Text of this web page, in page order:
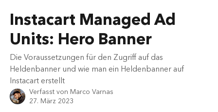
Instacart Managed Ad
Units: Hero Banner
Die Voraussetzungen für den Zugriff auf das
Heldenbanner und wie man ein Heldenbanner auf
Instacart erstellt
Verfasst von Marco Varnas
27. März 2023